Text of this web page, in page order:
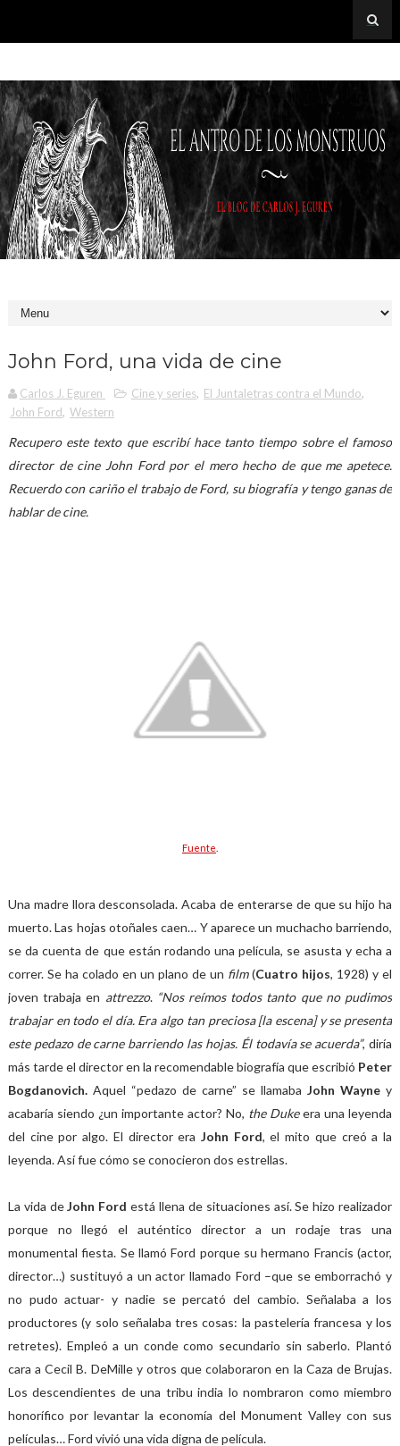
John Ford, una vida de cine
Carlos J. Eguren Cine y series, El Juntaletras contra el Mundo,
John Ford, Western
Recupero este texto que escribí hace tanto tiempo sobre el famoso
director de cine John Ford por el mero hecho de que me apetece.
Recuerdo con cariño el trabajo de Ford, su biografía y tengo ganas de
hablar de cine.
Fuente
Una madre llora desconsolada. Acaba de enterarse de que su hijo ha
muerto. Las hojas otoñales caen… Y aparece un muchacho barriendo,
se da cuenta de que están rodando una película, se asusta y echa a
correr. Se ha colado en un plano de un film(Cuatro hijos, 1928) y el
joven trabaja en attrezzo. “Nos reímos todos tanto que no pudimos
trabajar en todo el día. Era algo tan preciosa [la escena] y se presenta
este pedazo de carne barriendo las hojas. Él todavía se acuerda”, diría
más tarde el director en la recomendable biografía que escribió Peter
Bogdanovich.Aquel “pedazo de carne” se llamabaJohn Wayne y
acabaría siendo ¿un importante actor? No, the Dukeera una leyenda
del cine por algo. El director era John Ford, el mito que creó a la
leyenda. Así fue cómo se conocieron dos estrellas.
La vida deJohn Fordestá llena de situaciones así. Se hizo realizador
porque no llegó el auténtico director a un rodaje tras una
monumental fiesta. Se llamó Ford porque su hermano Francis (actor,
director…) sustituyó a un actor llamado Ford –que se emborrachó y
no pudo actuar- y nadie se percató del cambio. Señalaba a los
productores (y solo señalaba tres cosas: la pastelería francesa y los
retretes). Empleó a un conde como secundario sin saberlo. Plantó
cara a Cecil B. DeMille y otros que colaboraron en la Caza de Brujas.
Los descendientes de una tribu india lo nombraron como miembro
honorífico por levantar la economía del Monument Valley con sus
películas… Ford vivió una vida digna de película.